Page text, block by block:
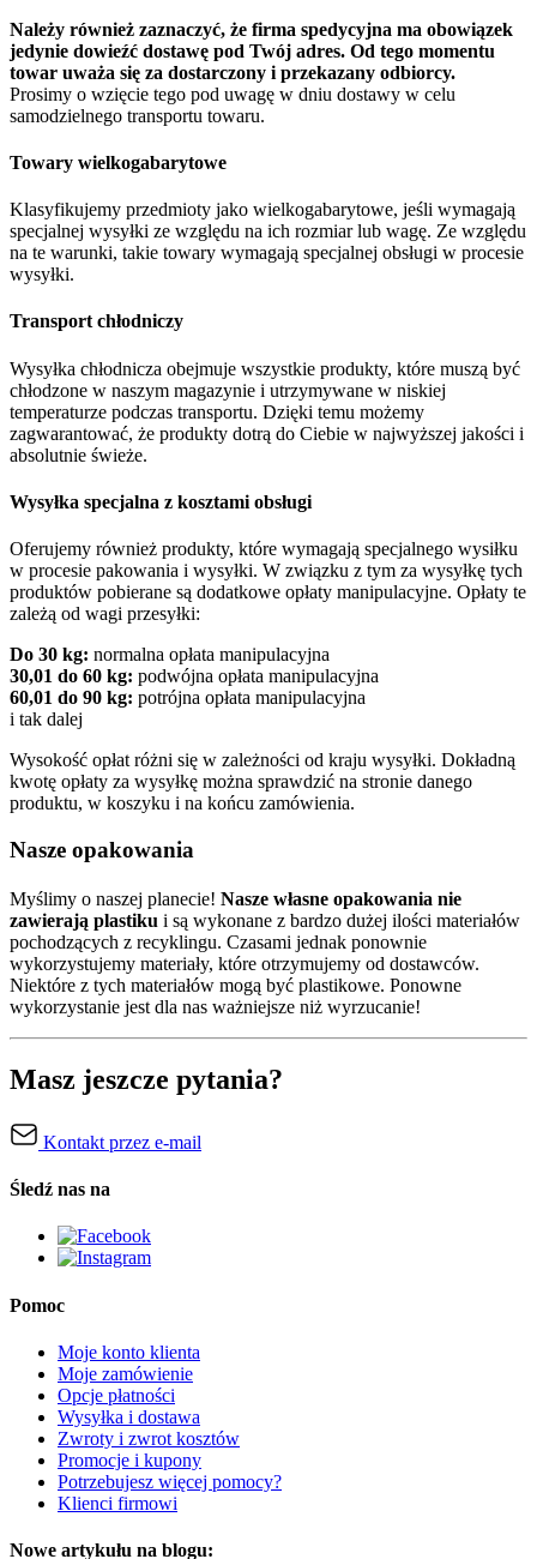
Należy również zaznaczyć, że firma spedycyjna ma obowiązek
jedynie dowieźć dostawę pod Twój adres. Od tego momentu
towar uważa się za dostarczony i przekazany odbiorcy.
Prosimy o wzięcie tego pod uwagę w dniu dostawy w celu
samodzielnego transportu towaru.
Towary wielkogabarytowe
Klasyfikujemy przedmioty jako wielkogabarytowe, jeśli wymagają
specjalnej wysyłki ze względu na ich rozmiar lub wagę. Ze względu
na te warunki, takie towary wymagają specjalnej obsługi w procesie
wysyłki.
Transport chłodniczy
Wysyłka chłodnicza obejmuje wszystkie produkty, które muszą być
chłodzone w naszym magazynie i utrzymywane w niskiej
temperaturze podczas transportu. Dzięki temu możemy
zagwarantować, że produkty dotrą do Ciebie w najwyższej jakości i
absolutnie świeże.
Wysyłka specjalna z kosztami obsługi
Oferujemy również produkty, które wymagają specjalnego wysiłku
w procesie pakowania i wysyłki. W związku z tym za wysyłkę tych
produktów pobierane są dodatkowe opłaty manipulacyjne. Opłaty te
zależą od wagi przesyłki:
Do 30 kg: normalna opłata manipulacyjna
30,01 do 60 kg: podwójna opłata manipulacyjna
60,01 do 90 kg: potrójna opłata manipulacyjna
i tak dalej
Wysokość opłat różni się w zależności od kraju wysyłki. Dokładną
kwotę opłaty za wysyłkę można sprawdzić na stronie danego
produktu, w koszyku i na końcu zamówienia.
Nasze opakowania
Myślimy o naszej planecie! Nasze własne opakowania nie
zawierają plastiku i są wykonane z bardzo dużej ilości materiałów
pochodzących z recyklingu. Czasami jednak ponownie
wykorzystujemy materiały, które otrzymujemy od dostawców.
Niektóre z tych materiałów mogą być plastikowe. Ponowne
wykorzystanie jest dla nas ważniejsze niż wyrzucanie!
Masz jeszcze pytania?
Kontakt przez e-mail
Śledź nas na
Pomoc
Moje konto klienta
Moje zamówienie
Opcje płatności
Wysyłka i dostawa
Zwroty i zwrot kosztów
Promocje i kupony
Potrzebujesz więcej pomocy?
Klienci firmowi
Nowe artykułu na blogu: